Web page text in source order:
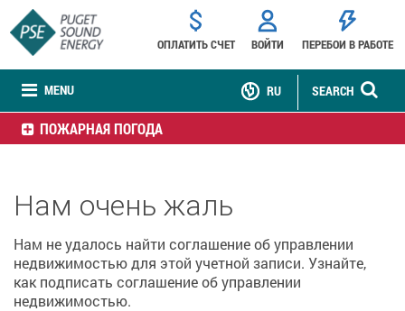
MENU
ОПЛАТИТЬ СЧЕТ ВОЙТИ ПЕРЕБОИ В РАБОТЕ
SEARCH
RU
ПОЖАРНАЯ ПОГОДА
Нам очень жаль
Нам не удалось найти соглашение об управлении
недвижимостью для этой учетной записи. Узнайте,
как подписать соглашение об управлении
недвижимостью.